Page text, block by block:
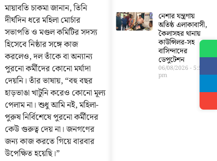
মায়াবতি চাকমা জানান, তিনি
দীর্ঘদিন ধরে মহিলা মোর্চার
সভাপতি ও মণ্ডল কমিটির সদস্য
হিসেবে নিষ্ঠার সঙ্গে কাজ
করলেও, দল তাঁকে বা অন্যান্য
পুরনো কর্মীদের কোনো মর্যাদা
দেয়নি। তাঁর ভাষায়, “বহু বছর
হাড়ভাঙা খাটুনি করেও কোনো মূল্য
পেলাম না। শুধু আমি নই, মহিলা-
পুরুষ নির্বিশেষে পুরনো কর্মীদের
কেউ গুরুত্ব দেয় না। জনগণের
জন্য কাজ করতে গিয়ে বারবার
উপেক্ষিত হয়েছি।”
নেশার যন্ত্রণায়
অতিষ্ঠ এলাকাবাসী,
কৈলাসহর থানায়
কাউন্সিলর-সহ
বাসিন্দাদের
ডেপুটেশন
06/08/2026 5:56
pm